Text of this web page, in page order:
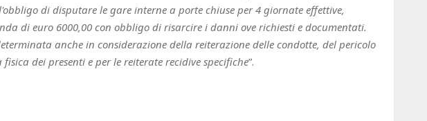
di disputare le gare interne a porte chiuse per 4 giornate effettive,
di euro 6000,00 con obbligo di risarcire i danni ove richiesti e documentati.
anche in considerazione della reiterazione delle condotte, del pericolo
dei presenti e per le reiterate recidive specifiche”.